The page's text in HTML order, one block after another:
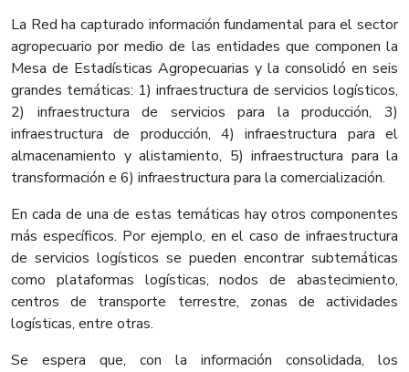
La Red ha capturado información fundamental para el sector
agropecuario por medio de las entidades que componen la
Mesa de Estadísticas Agropecuarias y la consolidó en seis
grandes temáticas: 1) infraestructura de servicios logísticos,
2) infraestructura de servicios para la producción, 3)
infraestructura de producción, 4) infraestructura para el
almacenamiento y alistamiento, 5) infraestructura para la
transformación e 6) infraestructura para la comercialización.
En cada de una de estas temáticas hay otros componentes
más específicos. Por ejemplo, en el caso de infraestructura
de servicios logísticos se pueden encontrar subtemáticas
como plataformas logísticas, nodos de abastecimiento,
centros de transporte terrestre, zonas de actividades
logísticas, entre otras.
Se espera que, con la información consolidada, los